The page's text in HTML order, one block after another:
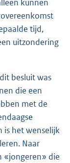
kunnen
tijd,
uitzondering
besluit was
die een
met de
is het wenselijk
Naar
«jongeren» die